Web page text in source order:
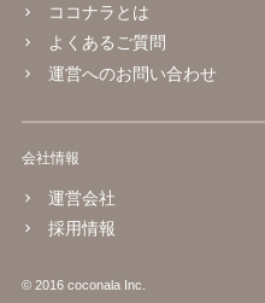
ココナラとは
よくあるご質問
運営へのお問い合わせ
会社情報
運営会社
採用情報
© 2016 coconala Inc.